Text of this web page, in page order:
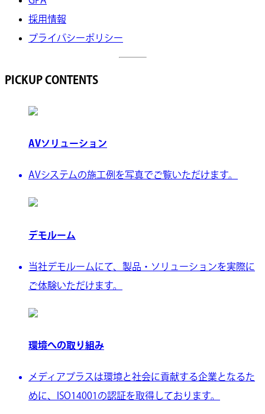
採用情報
プライバシーポリシー
PICKUP CONTENTS
AVソリューション
AVシステムの施工例を写真でご覧いただけます。
デモルーム
当社デモルームにて、製品・ソリューションを実際に
ご体験いただけます。
環境への取り組み
メディアプラスは環境と社会に貢献する企業となるた
めに、ISO14001の認証を取得しております。